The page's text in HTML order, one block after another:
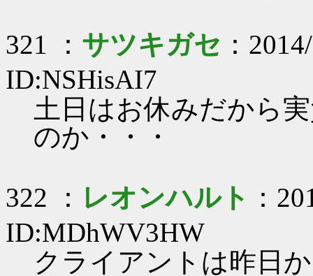
321 ： サツキガセ ：
ID:NSHisAI7
土日はお休みだから
のか・・・
322 ： レオンハルト ：
ID:MDhWV3HW
クライアントは昨日